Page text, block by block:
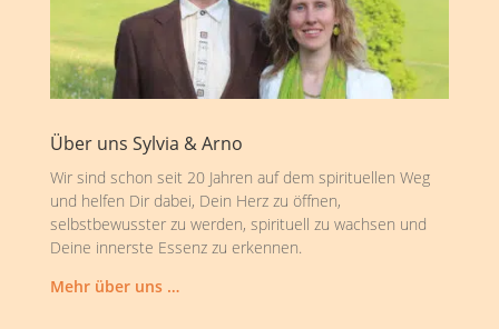
Über uns Sylvia & Arno
Wir sind schon seit 20 Jahren auf dem spirituellen Weg
und helfen Dir dabei, Dein Herz zu öffnen,
selbstbewusster zu werden, spirituell zu wachsen und
Deine innerste Essenz zu erkennen.
Mehr über uns …